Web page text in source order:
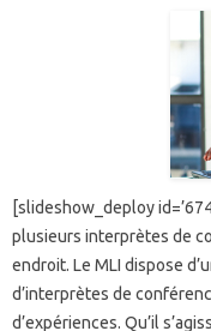
[slideshow_deploy
plusieurs interprètes de
endroit. Le MLI dispose
d’interprètes de
d’expériences. Qu’il